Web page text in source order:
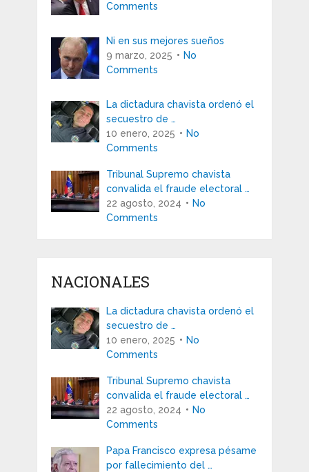
Comments
Ni en sus mejores sueños
9 marzo, 2025
No
Comments
La dictadura chavista ordenó el
secuestro de …
10 enero, 2025
No
Comments
Tribunal Supremo chavista
convalida el fraude electoral …
22 agosto, 2024
No
Comments
NACIONALES
La dictadura chavista ordenó el
secuestro de …
10 enero, 2025
No
Comments
Tribunal Supremo chavista
convalida el fraude electoral …
22 agosto, 2024
No
Comments
Papa Francisco expresa pésame
por fallecimiento del …